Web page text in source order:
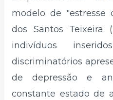
modelo de "estresse
dos Santos Teixeira
indivíduos
discriminatórios
de depressão e
constante estado de